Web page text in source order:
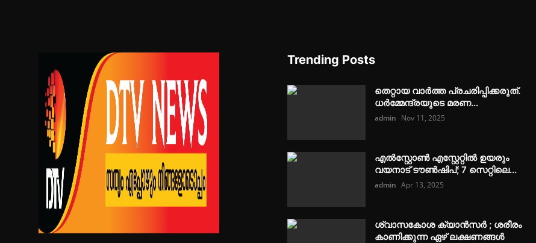
Trending Posts
തെറ്റായ വാർത്ത പ്രചരിപ്പിക്കരുത്.
ധര്‍മ്മേന്ദ്രയുടെ മരണ...
admin Nov 11, 2025
എൽസ്റ്റോൺ എസ്റ്റേറ്റിൽ ഉയരും
വയനാട് ടൗൺഷിപ്; 7 സെറ്റിലെ...
admin Apr 13, 2025
ശ്വാസകോശ ക്യാൻസർ ; ശരീരം
കാണിക്കുന്ന ഏഴ് ലക്ഷണങ്ങൾ